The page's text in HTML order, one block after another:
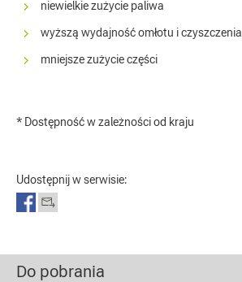
niewielkie zużycie paliwa
wyższą wydajność omłotu i czyszczenia
mniejsze zużycie części
* Dostępność w zależności od kraju
Udostępnij w serwisie:
Do pobrania